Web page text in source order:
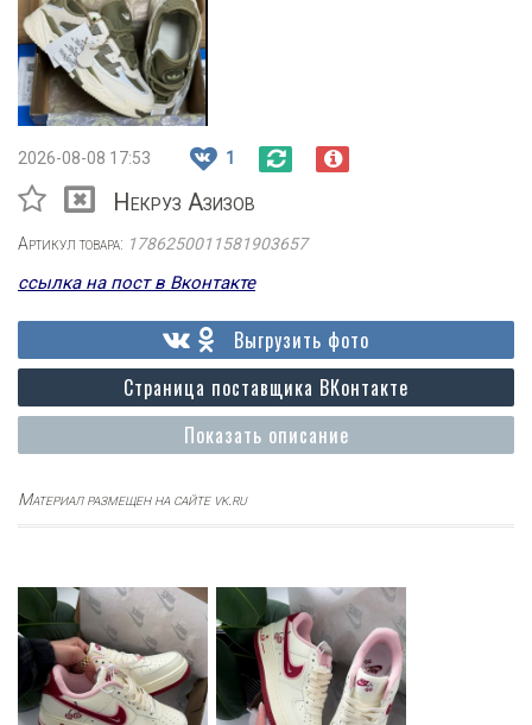
2026-08-08 17:53 1
Некруз Азизов
Артикул товара: 1786250011581903657
ссылка на пост в Вконтакте
Показать описание
Страница поставщика ВКонтакте
Выгрузить фото
Материал размещен на сайте vk.ru